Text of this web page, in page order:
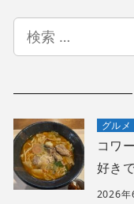
索
グルメ
コワ
好き
2026年